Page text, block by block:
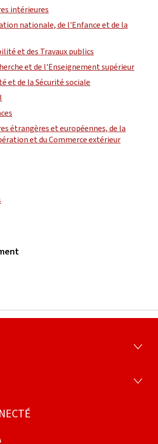
intérieures
nationale, de l'Enfance et de la
et des Travaux publics
et de l'Enseignement supérieur
et de la Sécurité sociale
étrangères et européennes, de la
et du Commerce extérieur